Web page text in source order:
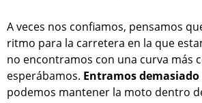
A veces nos confiamos, pensamos
ritmo para la carretera en la que
no encontramos con una curva más
esperábamos. Entramos
podemos mantener la moto dentro